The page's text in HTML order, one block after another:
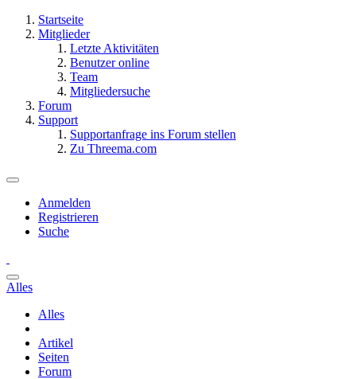
Startseite
Mitglieder
Letzte Aktivitäten
Benutzer online
Team
Mitgliedersuche
Forum
Support
Supportanfrage ins Forum stellen
Zu Threema.com
Anmelden
Registrieren
Suche
Alles
Alles
Artikel
Seiten
Forum